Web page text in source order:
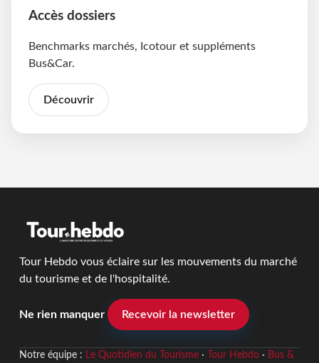
Accès dossiers
Benchmarks marchés, Icotour et suppléments
Bus&Car.
Découvrir
Tour Hebdo vous éclaire sur les mouvements du marché
du tourisme et de l'hospitalité.
Ne rien manquer Recevoir la newsletter
Notre équipe : Le Quotidien du Tourisme· Tour Hebdo· Bus &